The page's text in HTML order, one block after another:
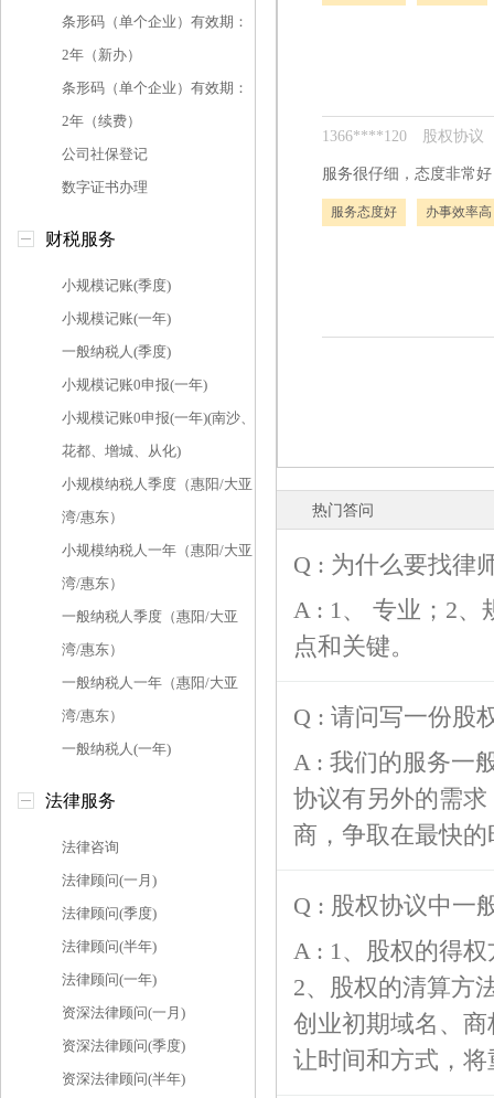
条形码（单个企业）有效期：
2年（新办）
条形码（单个企业）有效期：
2年（续费）
公司社保登记
数字证书办理
财税服务
小规模记账(季度)
小规模记账(一年)
一般纳税人(季度)
小规模记账0申报(一年)
小规模记账0申报(一年)(南沙、
花都、增城、从化)
小规模纳税人季度（惠阳/大亚
湾/惠东）
小规模纳税人一年（惠阳/大亚
湾/惠东）
一般纳税人季度（惠阳/大亚
湾/惠东）
一般纳税人一年（惠阳/大亚
湾/惠东）
一般纳税人(一年)
法律服务
法律咨询
法律顾问(一月)
法律顾问(季度)
法律顾问(半年)
法律顾问(一年)
资深法律顾问(一月)
资深法律顾问(季度)
资深法律顾问(半年)
1366****120 股权协议
服务很仔细，态度非常
服务态度好 办事效率高
热门答问
Q : 为什么要找律
A : 1、 专业；2、
点和关键。
Q : 请问写一份股
A : 我们的服务一
协议有另外的需
商，争取在最快
Q : 股权协议中一
A : 1、股权的得
2、股权的清算方
创业初期域名、
让时间和方式，